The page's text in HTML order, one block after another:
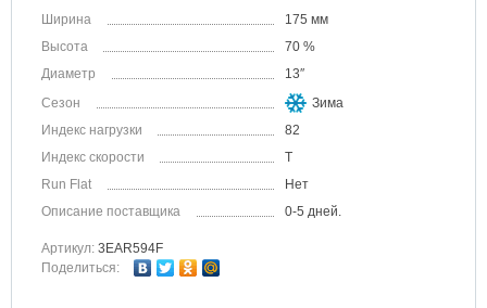
Ширина
175 мм
Высота
70 %
Диаметр
13″
Сезон
Зима
Индекс нагрузки
82
Индекс скорости
T
Run Flat
Нет
Описание поставщика
0-5 дней.
Артикул: 3EAR594F
Поделиться: